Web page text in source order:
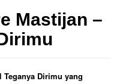
Mastijan –
Dirimu yang